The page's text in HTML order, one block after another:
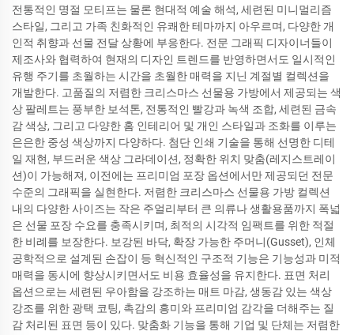
전통적인 명절 모티프는 물론 현대적 예술 해석, 세련된 미니멀리즘
스타일, 그리고 가족 친화적인 유쾌한 테마까지 아우르며, 다양한 개
인적 취향과 선물 전달 상황에 부응한다. 전문 그래픽 디자이너들이
제조사와 협력하여 현재의 디자인 트렌드를 반영하면서도 일시적인
유행 주기를 초월하는 시간을 초월한 매력을 지닌 계절별 컬렉션을
개발한다. 고품질의 저렴한 크리스마스 선물용 가방에서 제공되는 색
상 팔레트는 풍부한 보석톤, 전통적인 빨강과 녹색 조합, 세련된 금속
감 색상, 그리고 다양한 홈 인테리어 및 개인 스타일과 조화를 이루는
은은한 중성 색상까지 다양하다. 첨단 인쇄 기술을 통해 선명한 디테
일 재현, 부드러운 색상 그라데이션, 정확한 위치 맞춤(레지스트레이
션)이 가능해져, 이전에는 프리미엄 포장 옵션에서만 제공되던 전문
수준의 그래픽을 실현한다. 저렴한 크리스마스 선물용 가방 컬렉션
내의 다양한 사이즈는 작은 주얼리부터 큰 의류나 생활용품까지 폭넓
은 선물 포장 수요를 충족시키며, 최적의 시각적 임팩트를 위한 적절
한 비례를 보장한다. 보강된 바닥, 확장 가능한 주머니(Gusset), 인체
공학적으로 설계된 손잡이 등 혁신적인 구조적 기능은 기능성과 미적
매력을 동시에 향상시키면서도 비용 효율성을 유지한다. 표면 처리
옵션으로는 세련된 우아함을 강조하는 매트 마감, 생동감 있는 색상
강조를 위한 광택 코팅, 촉감의 흥미와 프리미엄 감각을 더해주는 질
감 처리된 표면 등이 있다. 맞춤화 기능을 통해 기업 및 단체는 저렴한